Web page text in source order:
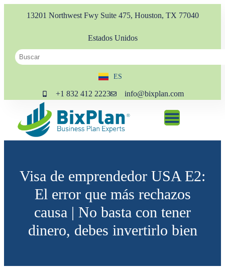
13201 Northwest Fwy Suite 475, Houston, TX 77040
Estados Unidos
ES
EN
+1 832 412 2223 info@bixplan.com
Visa de emprendedor USA E2:
El error que más rechazos
causa | No basta con tener
dinero, debes invertirlo bien